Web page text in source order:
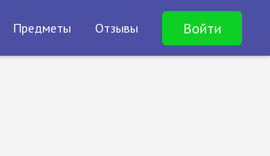
Предметы Отзывы Войти